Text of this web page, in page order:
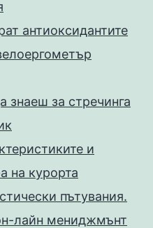
антиоксидантите
знаеш за стречинга
и
на курорта
пътувания.
лайн мениджмънт